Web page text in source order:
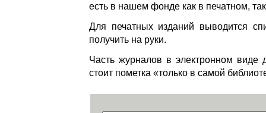
есть в нашем фонде как в печатном,
Для печатных изданий выводится
получить на руки.
Часть журналов в электронном виде
стоит пометка «только в самой